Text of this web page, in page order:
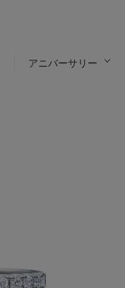
アニバーサリー